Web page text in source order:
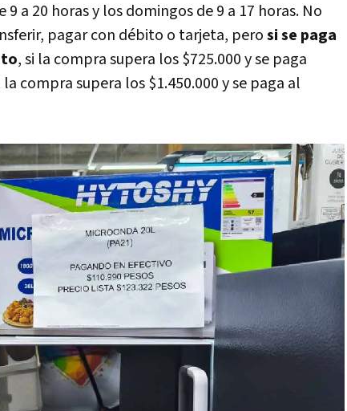
9 a 20 horas y los domingos de 9 a 17 horas. No
pagar con débito o tarjeta, perosi se paga
, si la compra supera los $725.000 y se paga
compra supera los $1.450.000 y se paga al